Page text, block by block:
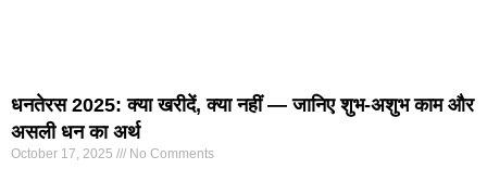
धनतेरस 2025: क्या खरीदें, क्या नहीं — जानिए शुभ-अशुभ काम और
असली धन का अर्थ
October 17, 2025 No Comments